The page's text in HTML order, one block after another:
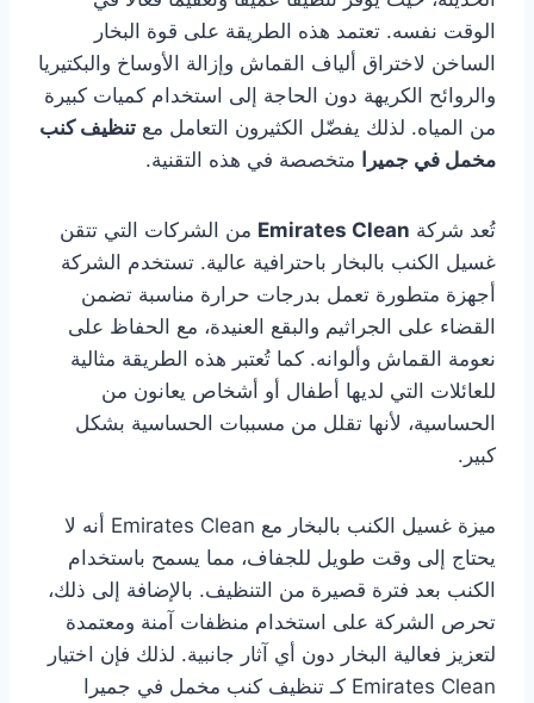
الوقت نفسه. تعتمد هذه الطريقة على قوة البخار
الساخن لاختراق ألياف القماش وإزالة الأوساخ والبكتيريا
والروائح الكريهة دون الحاجة إلى استخدام كميات كبيرة
من المياه. لذلك يفضّل الكثيرون التعامل مع تنظيف كنب
مخمل في جميرا
متخصصة في هذه التقنية.
تُعد شركة Emirates Clean من الشركات التي تتقن
غسيل الكنب بالبخار باحترافية عالية. تستخدم الشركة
أجهزة متطورة تعمل بدرجات حرارة مناسبة تضمن
القضاء على الجراثيم والبقع العنيدة، مع الحفاظ على
نعومة القماش وألوانه. كما تُعتبر هذه الطريقة مثالية
للعائلات التي لديها أطفال أو أشخاص يعانون من
الحساسية، لأنها تقلل من مسببات الحساسية بشكل
كبير.
ميزة غسيل الكنب بالبخار مع Emirates Clean أنه لا
يحتاج إلى وقت طويل للجفاف، مما يسمح باستخدام
الكنب بعد فترة قصيرة من التنظيف. بالإضافة إلى ذلك،
تحرص الشركة على استخدام منظفات آمنة ومعتمدة
لتعزيز فعالية البخار دون أي آثار جانبية. لذلك فإن اختيار
Emirates Clean كـ تنظيف كنب مخمل في جميرا